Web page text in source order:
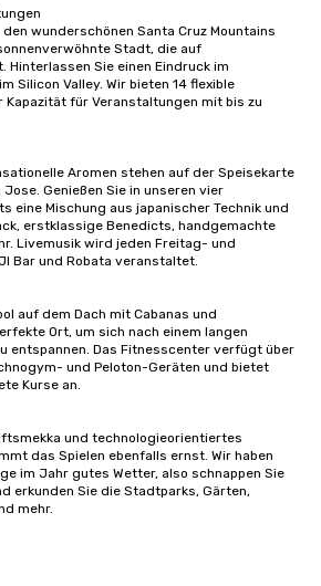
provide the
opportunities. At
you’re lucky
to the left and
our tours take
with
there are
to interact
when you sit
and as you
Our
a more convivial
Tours is ideal for
Our
1 to as many
us an ideal
group event.
Process Booking
allows you to
your guests
wunderschönen Santa Cruz Mountains
Stadt, die auf
Sie einen Eindruck im
Silicon Valley. Wir bieten 14 flexible
Kapazität für Veranstaltungen mit bis zu
Aromen stehen auf der Speisekarte
Genießen Sie in unseren vier
eine Mischung aus japanischer Technik und
erstklassige Benedicts, handgemachte
Livemusik wird jeden Freitag- und
Bar und Robata veranstaltet.
auf dem Dach mit Cabanas und
Ort, um sich nach einem langen
entspannen. Das Fitnesscenter verfügt über
und Peloton-Geräten und bietet
Kurse an.
und technologieorientiertes
das Spielen ebenfalls ernst. Wir haben
im Jahr gutes Wetter, also schnappen Sie
erkunden Sie die Stadtparks, Gärten,
mehr.